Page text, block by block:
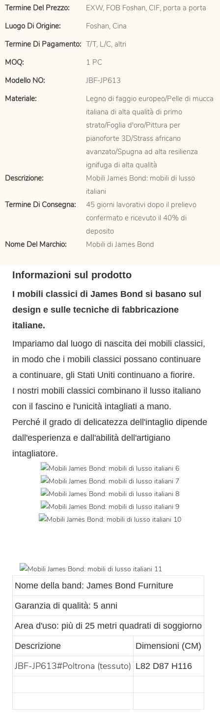
Termine Del Prezzo:
EXW, FOB Foshan, CIF, porta a porta
Luogo Di Origine:
Foshan, Cina
Termine Di Pagamento: T/T, L/C, altri
MOQ:
1 PC
Modello NO:
JBF-JP613
Materiale:
Legno di faggio europeo/Pelle di mucca
italiana di alta qualità di primo
strato/Foglia d'oro/Pittura per
pianoforte 3D/Strass africano
avanzato/Spugna ad alta resilienza
ignifuga di alta qualità
Descrizione:
Mobili James Bond: mobili di lusso
italiani
Termine Di Consegna:
45 giorni lavorativi dopo il prelievo
confermato e ricevuto il 40% di
deposito
Nome Del Marchio:
Mobili di James Bond
Informazioni sul prodotto
I mobili classici di James Bond si basano sul
design e sulle tecniche di fabbricazione
italiane.
Impariamo dal luogo di nascita dei mobili classici,
in modo che i mobili classici possano continuare
a continuare, gli Stati Uniti continuano a fiorire.
I nostri mobili classici combinano il lusso italiano
con il fascino e l'unicità intagliati a mano.
Perché il grado di delicatezza dell'intaglio dipende
dall'esperienza e dall'abilità dell'artigiano
intagliatore.
Nome della band: James Bond Furniture
Garanzia di qualità: 5 anni
Area d'uso: più di 25 metri quadrati di soggiorno
Descrizione Dimensioni (CM)
JBF-JP613#Poltrona (tessuto) L82 D87 H116